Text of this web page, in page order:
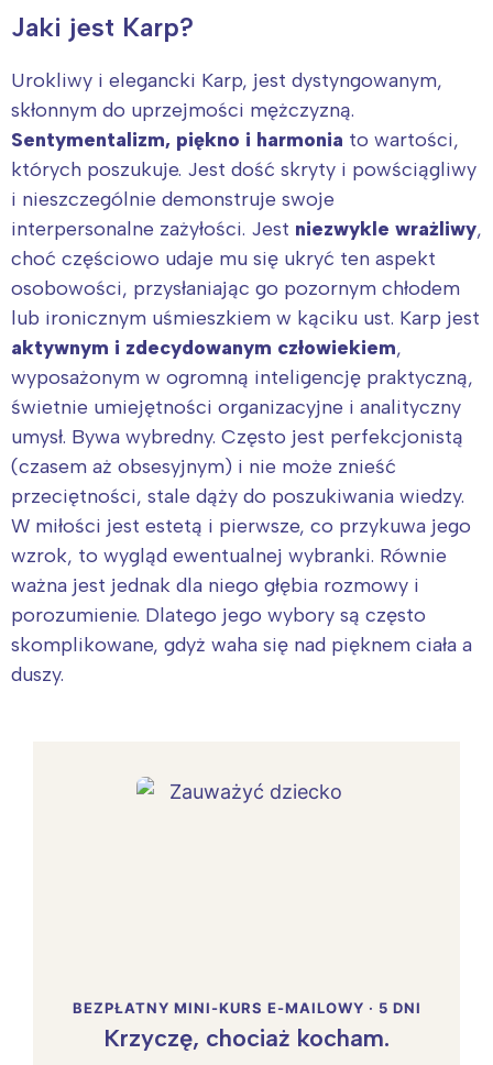
Jaki jest Karp?
Urokliwy i elegancki Karp, jest dystyngowanym,
skłonnym do uprzejmości mężczyzną.
Sentymentalizm, piękno i harmonia to wartości,
których poszukuje. Jest dość skryty i powściągliwy
i nieszczególnie demonstruje swoje
interpersonalne zażyłości. Jest niezwykle wrażliwy,
choć częściowo udaje mu się ukryć ten aspekt
osobowości, przysłaniając go pozornym chłodem
lub ironicznym uśmieszkiem w kąciku ust. Karp jest
aktywnym i zdecydowanym człowiekiem,
wyposażonym w ogromną inteligencję praktyczną,
świetnie umiejętności organizacyjne i analityczny
umysł. Bywa wybredny. Często jest perfekcjonistą
(czasem aż obsesyjnym) i nie może znieść
przeciętności, stale dąży do poszukiwania wiedzy.
W miłości jest estetą i pierwsze, co przykuwa jego
wzrok, to wygląd ewentualnej wybranki. Równie
ważna jest jednak dla niego głębia rozmowy i
porozumienie. Dlatego jego wybory są często
skomplikowane, gdyż waha się nad pięknem ciała a
duszy.
BEZPŁATNY MINI-KURS E-MAILOWY · 5 DNI
Krzyczę, chociaż kocham.